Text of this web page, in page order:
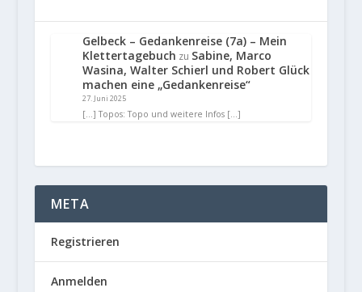
Gelbeck – Gedankenreise (7a) – Mein
Klettertagebuch zu Sabine, Marco
Wasina, Walter Schierl und Robert Glück
machen eine „Gedankenreise“
27. Juni 2025
[…] Topos: Topo und weitere Infos […]
META
Registrieren
Anmelden